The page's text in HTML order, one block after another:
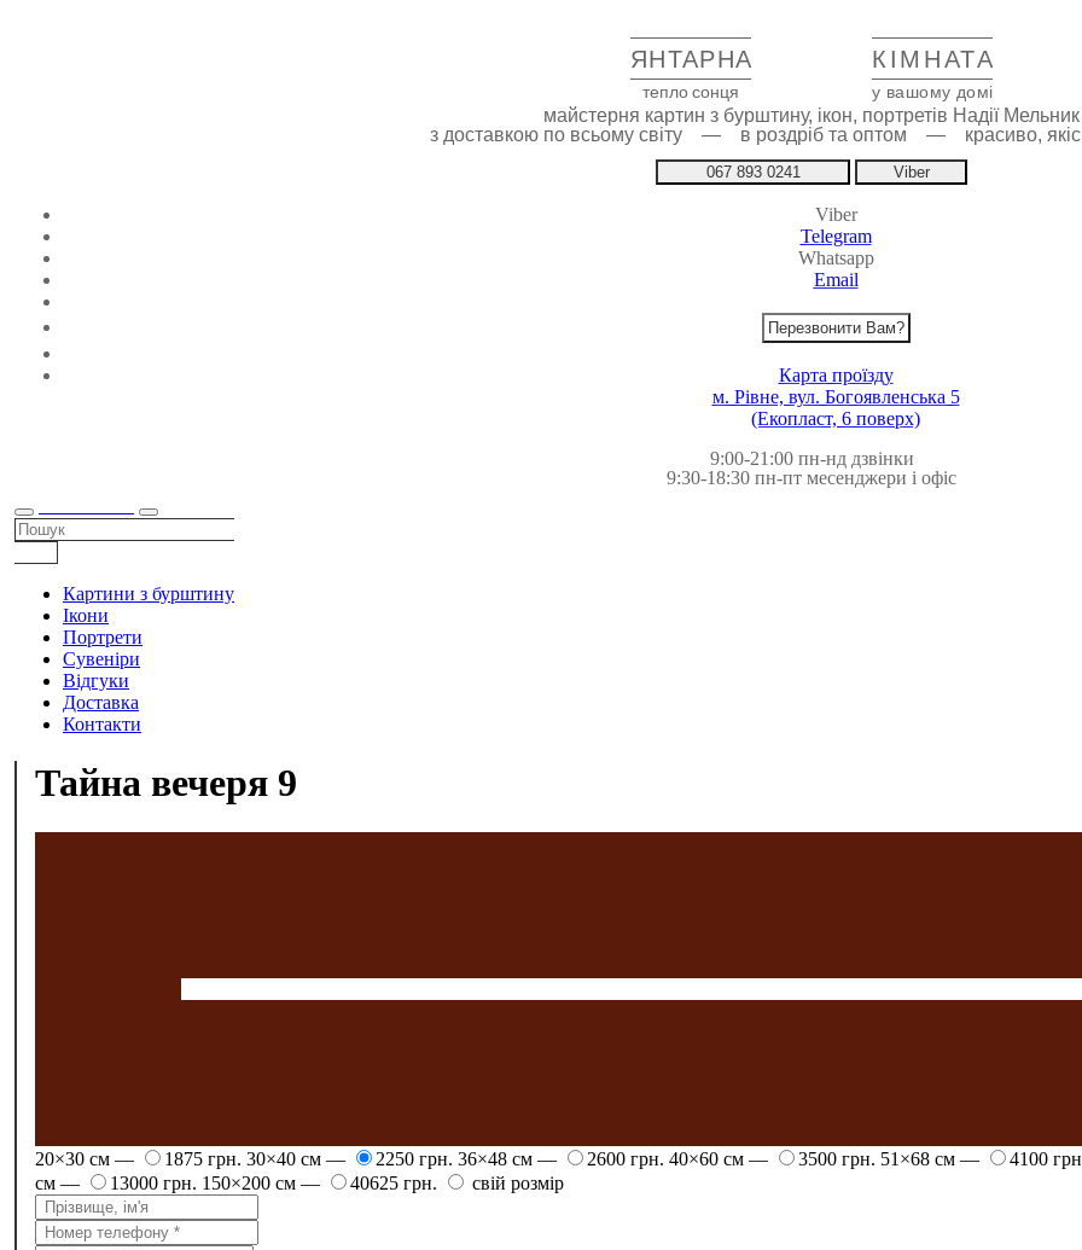
ЯНТАРНА КІМНАТА
тепло сонця у вашому домі
майстерня картин з бурштину, ікон, портретів Надії Мельник
з доставкою по всьому світу — в роздріб та оптом — красиво,
067 893 0241 Viber
Viber
Telegram
Whatsapp
Email
Перезвонити Вам?
Карта проїзду
м. Рівне, вул. Богоявленська 5
(Екопласт, 6 поверх)
9:00-21:00 пн-нд дзвінки
9:30-18:30 пн-пт месенджери і офіс
Картини з бурштину
Ікони
Портрети
Сувеніри
Відгуки
Доставка
Контакти
Тайна вечеря 9
20×30 см — 1875 грн. 30×40 см — 2250 грн. 36×48 см — 2600 грн. 40×60 см — 3500 грн. 51×68 см —
4100
см —
13000 грн. 150×200 см — 40625 грн. свій розмір